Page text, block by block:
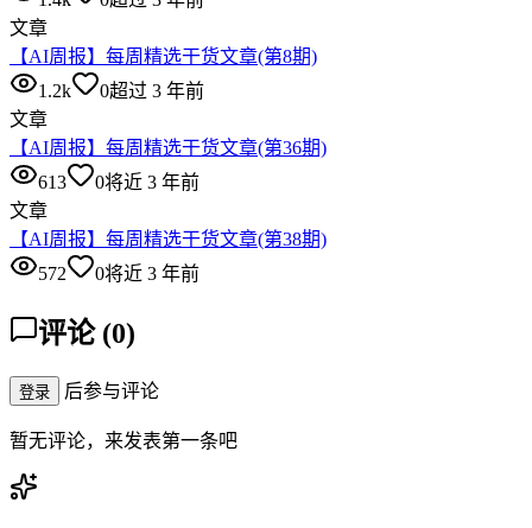
文章
【AI周报】每周精选干货文章(第8期)
1.2k
0超过 3 年前
文章
【AI周报】每周精选干货文章(第36期)
613
0将近 3 年前
文章
【AI周报】每周精选干货文章(第38期)
572
0将近 3 年前
评论 (0)
登录 后参与评论
暂无评论，来发表第一条吧